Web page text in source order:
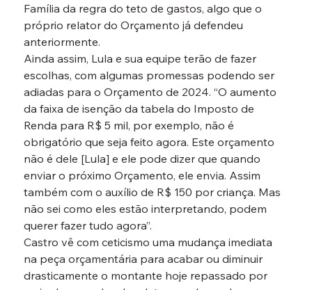
Família da regra do teto de gastos, algo que o
próprio relator do Orçamento já defendeu
anteriormente.
Ainda assim, Lula e sua equipe terão de fazer
escolhas, com algumas promessas podendo ser
adiadas para o Orçamento de 2024. “O aumento
da faixa de isenção da tabela do Imposto de
Renda para R$ 5 mil, por exemplo, não é
obrigatório que seja feito agora. Este orçamento
não é dele [Lula] e ele pode dizer que quando
enviar o próximo Orçamento, ele envia. Assim
também com o auxílio de R$ 150 por criança. Mas
não sei como eles estão interpretando, podem
querer fazer tudo agora”.
Castro vê com ceticismo uma mudança imediata
na peça orçamentária para acabar ou diminuir
drasticamente o montante hoje repassado por